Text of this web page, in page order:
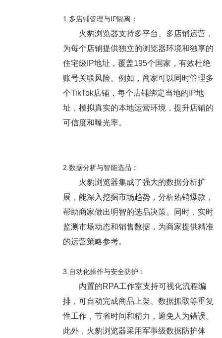
1.多店铺管理与IP隔离：
火豹浏览器支持多平台、多店铺运营，
为每个店铺提供独立的浏览器环境和独享的
住宅级IP地址，覆盖195个国家，有效杜绝
账号关联风险。例如，商家可以同时管理多
个TikTok店铺，每个店铺绑定当地的IP地
址，模拟真实的本地运营环境，提升店铺的
可信度和曝光率。
2.数据分析与智能选品：
火豹浏览器集成了强大的数据分析扩
展，能深入挖掘市场趋势，分析热销爆款，
帮助商家做出明智的选品决策。同时，实时
监测市场动态和销售数据，为商家提供精准
的运营策略参考。
3.自动化操作与安全防护：
内置的RPA工作室支持可视化流程编
排，可自动完成商品上架、数据抓取等重复
性工作，节省时间和精力，避免人为错误。
此外，火豹浏览器采用军事级数据防护体